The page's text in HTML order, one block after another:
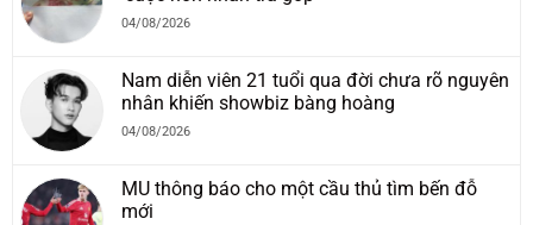
04/08/2026
Nam diễn viên 21 tuổi qua đời chưa rõ nguyên
nhân khiến showbiz bàng hoàng
04/08/2026
MU thông báo cho một cầu thủ tìm bến đỗ
mới